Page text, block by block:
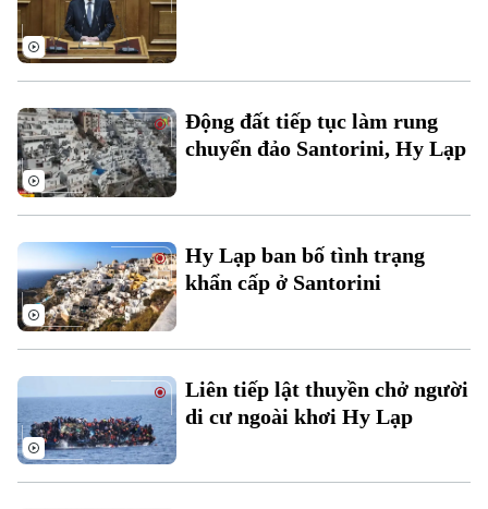
Động đất tiếp tục làm rung
chuyển đảo Santorini, Hy Lạp
Hy Lạp ban bố tình trạng
khẩn cấp ở Santorini
Liên tiếp lật thuyền chở người
di cư ngoài khơi Hy Lạp